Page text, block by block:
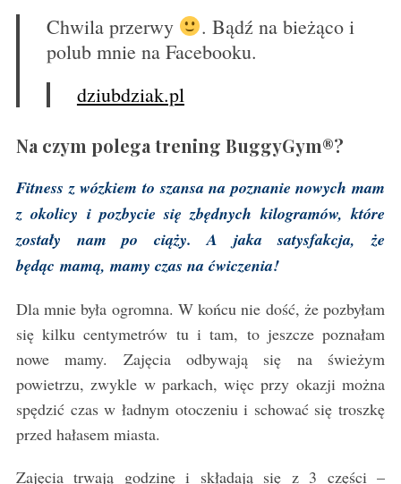
Chwila przerwy
. Bądź na bieżąco i
polub mnie na Facebooku.
dziubdziak.pl
Na czym polega trening BuggyGym®?
Fitness z wózkiem to szansa na poznanie nowych mam
z okolicy i pozbycie się zbędnych kilogramów, które
zostały nam po ciąży. A jaka satysfakcja, że
będąc mamą, mamy czas na ćwiczenia!
Dla mnie była ogromna. W końcu nie dość, że pozbyłam
się kilku centymetrów tu i tam, to jeszcze poznałam
nowe mamy. Zajęcia odbywają się na świeżym
powietrzu, zwykle w parkach, więc przy okazji można
spędzić czas w ładnym otoczeniu i schować się troszkę
przed hałasem miasta.
Zajęcia trwają godzinę i składają się z 3 części –